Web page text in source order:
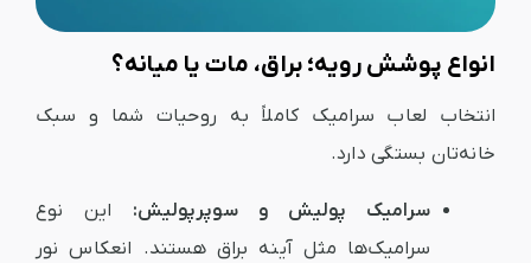
انواع پوشش رویه؛ براق، مات یا میانه؟
انتخاب لعاب سرامیک کاملاً به روحیات شما و سبک
خانه‌تان بستگی دارد.
سرامیک پولیش و سوپرپولیش: این نوع
سرامیک‌ها مثل آینه براق هستند. انعکاس نور